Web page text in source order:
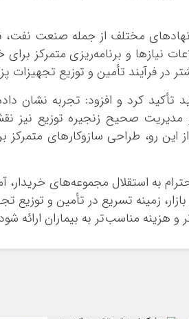
نهادهای مختلف از جمله صنعت
نیازها و برنامه‌ریزی متمرکز برای
در فرآیند تأمین و توزیع
کرد و افزود: تجربه نشان
مدیریت صحیح زنجیره توزیع
این رو، طراحی سازوکارهای متمرکز
به استقلال مجموعه‌های خریدار،
زمینه تسریع در تأمین و توزیع
هزینه مناسب‌تر به بیماران ارائه